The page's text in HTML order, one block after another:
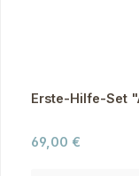
Erste-Hilfe-Set
Regulärer Preis:
69,00 €